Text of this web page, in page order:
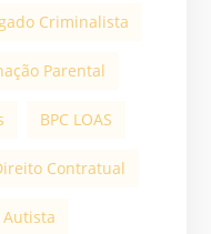
Criminalista
Parental
BPC LOAS
Contratual